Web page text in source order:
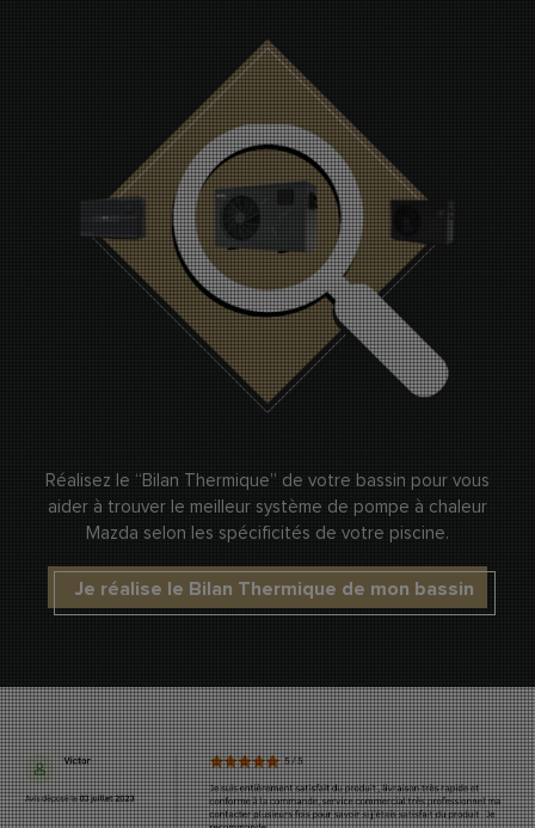
Réalisez le “Bilan Thermique” de votre bassin pour vous
aider à trouver le meilleur système de pompe à chaleur
Mazda selon les spécificités de votre piscine.
Je réalise le Bilan Thermique de mon bassin